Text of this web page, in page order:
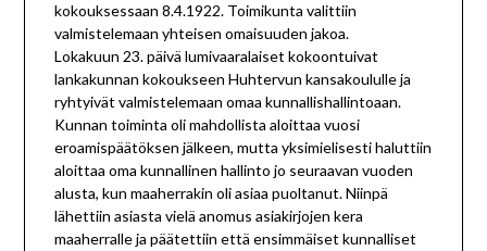
kokouksessaan 8.4.1922. Toimikunta valittiin
valmistelemaan yhteisen omaisuuden jakoa.
Lokakuun 23. päivä lumivaaralaiset kokoontuivat
lankakunnan kokoukseen Huhtervun kansakoululle ja
ryhtyivät valmistelemaan omaa kunnallishallintoaan.
Kunnan toiminta oli mahdollista aloittaa vuosi
eroamispäätöksen jälkeen, mutta yksimielisesti haluttiin
aloittaa oma kunnallinen hallinto jo seuraavan vuoden
alusta, kun maaherrakin oli asiaa puoltanut. Niinpä
lähettiin asiasta vielä anomus asiakirjojen kera
maaherralle ja päätettiin että ensimmäiset kunnalliset